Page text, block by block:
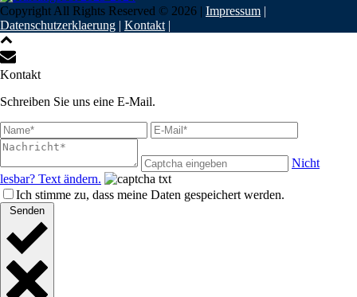
Copyright All Rights Reserved © 2026 | Impressum |
Datenschutzerklaerung | Kontakt |
Kontakt
Schreiben Sie uns eine E-Mail.
Nicht
lesbar? Text ändern.
Ich stimme zu, dass meine Daten gespeichert werden.
Senden